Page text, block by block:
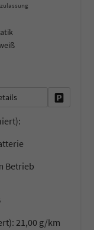
Betrieb
21,00 g/km